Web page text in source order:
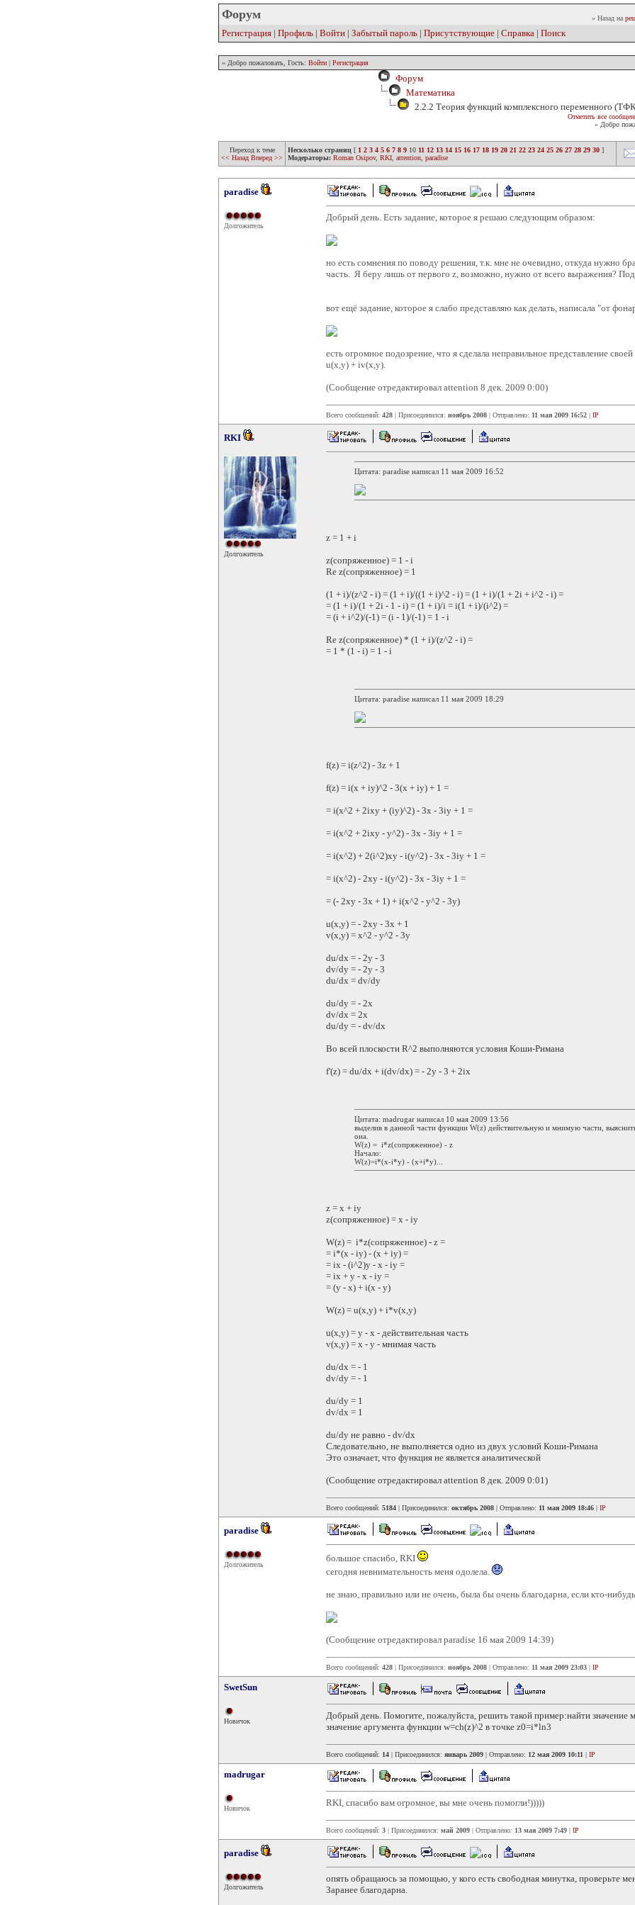
Форум » Назад на
Регистрация | Профиль | Войти | Забытый пароль | Присутствующие | Справка | Поиск
» Добро пожаловать, Гость: Войти | Регистрация
Форум
Математика
2.2.2 Теория функций комплексного переменного
Отметить все
» Добро
Переход к теме
<< Назад Вперед >>
Несколько страниц [ 1 2 3 4 5 6 7 8 9 10 11 12 13 14 15 16 17 18 19 20 21 22 23 24 25 26 27 28 29 30 ]
Модераторы: Roman Osipov, RKI attention paradise
paradise
Долгожитель
Добрый день. Есть задание, которое я решаю следующим образом:
но есть сомнения по поводу решения, т.к. мне не очевидно, откуда нужно
часть. Я беру лишь от первого z, возможно, нужно от всего выражения?
вот ещё задание, которое я слабо представляю как делать, написала "от
есть огромное подозрение, что я сделала неправильное представление
u(x,y) + iv(x,y).
(Сообщение отредактировал attention 8 дек. 2009 0:00)
Всего сообщений: 428 | Присоединился: ноябрь 2008 | Отправлено: 11 мая 2009 16:52 | IP
RKI
Долгожитель
Цитата: paradise написал 11 мая 2009 16:52
z = 1 + i
z(сопряженное) = 1 - i
Re z(сопряженное) = 1
(1 + i)/(z^2 - i) = (1 + i)/((1 + i)^2 - i) = (1 + i)/(1 + 2i + i^2 - i) =
= (1 + i)/(1 + 2i - 1 - i) = (1 + i)/i = i(1 + i)/(i^2) =
= (i + i^2)/(-1) = (i - 1)/(-1) = 1 - i
Re z(сопряженное) * (1 + i)/(z^2 - i) =
= 1 * (1 - i) = 1 - i
Цитата: paradise написал 11 мая 2009 18:29
f(z) = i(z^2) - 3z + 1
f(z) = i(x + iy)^2 - 3(x + iy) + 1 =
= i(x^2 + 2ixy + (iy)^2) - 3x - 3iy + 1 =
= i(x^2 + 2ixy - y^2) - 3x - 3iy + 1 =
= i(x^2) + 2(i^2)xy - i(y^2) - 3x - 3iy + 1 =
= i(x^2) - 2xy - i(y^2) - 3x - 3iy + 1 =
= (- 2xy - 3x + 1) + i(x^2 - y^2 - 3y)
u(x,y) = - 2xy - 3x + 1
v(x,y) = x^2 - y^2 - 3y
du/dx = - 2y - 3
dv/dy = - 2y - 3
du/dx = dv/dy
du/dy = - 2x
dv/dx = 2x
du/dy = - dv/dx
Во всей плоскости R^2 выполняются условия Коши-Римана
f'(z) = du/dx + i(dv/dx) = - 2y - 3 + 2ix
Цитата: madrugar написал 10 мая 2009 13:56
выделив в данной части функции W(z) действительную и мнимую части,
она.
W(z) = i*z(сопряженное) - z
Начало:
W(z)=i*(x-i*y) - (x+i*y)...
z = x + iy
z(сопряженное) = x - iy
W(z) = i*z(сопряженное) - z =
= i*(x - iy) - (x + iy) =
= ix - (i^2)y - x - iy =
= ix + y - x - iy =
= (y - x) + i(x - y)
W(z) = u(x,y) + i*v(x,y)
u(x,y) = y - x - действительная часть
v(x,y) = x - y - мнимая часть
du/dx = - 1
dv/dy = - 1
du/dy = 1
dv/dx = 1
du/dy не равно - dv/dx
Следовательно, не выполняется одно из двух условий Коши-Римана
Это означает, что функция не является аналитической
(Сообщение отредактировал attention 8 дек. 2009 0:01)
Всего сообщений: 5184 | Присоединился: октябрь 2008 | Отправлено: 11 мая 2009 18:46 | IP
paradise
Долгожитель
большое спасибо, RKI
сегодня невнимательность меня одолела.
не знаю, правильно или не очень, была бы очень благодарна, если кто-
(Сообщение отредактировал paradise 16 мая 2009 14:39)
Всего сообщений: 428 | Присоединился: ноябрь 2008 | Отправлено: 11 мая 2009 23:03 | IP
SwetSun
Новичок
Добрый день. Помогите, пожалуйста, решить такой пример:найти значение
значение аргумента функции w=ch(z)^2 в точке z0=i*ln3
Всего сообщений: 14 | Присоединился: январь 2009 | Отправлено: 12 мая 2009 10:11 | IP
madrugar
Новичок
RKI, спасибо вам огромное, вы мне очень помогли!)))))
Всего сообщений: 3 | Присоединился: май 2009 | Отправлено: 13 мая 2009 7:49 | IP
paradise
Долгожитель
опять обращаюсь за помощью, у кого есть свободная минутка, проверьте
Заранее благодарна.